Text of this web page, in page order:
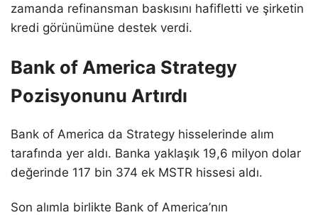
zamanda refinansman baskısını hafifletti ve şirketin
kredi görünümüne destek verdi.
Bank of America Strategy
Pozisyonunu Artırdı
Bank of America da Strategy hisselerinde alım
tarafında yer aldı. Banka yaklaşık 19,6 milyon dolar
değerinde 117 bin 374 ek MSTR hissesi aldı.
Son alımla birlikte Bank of America’nın